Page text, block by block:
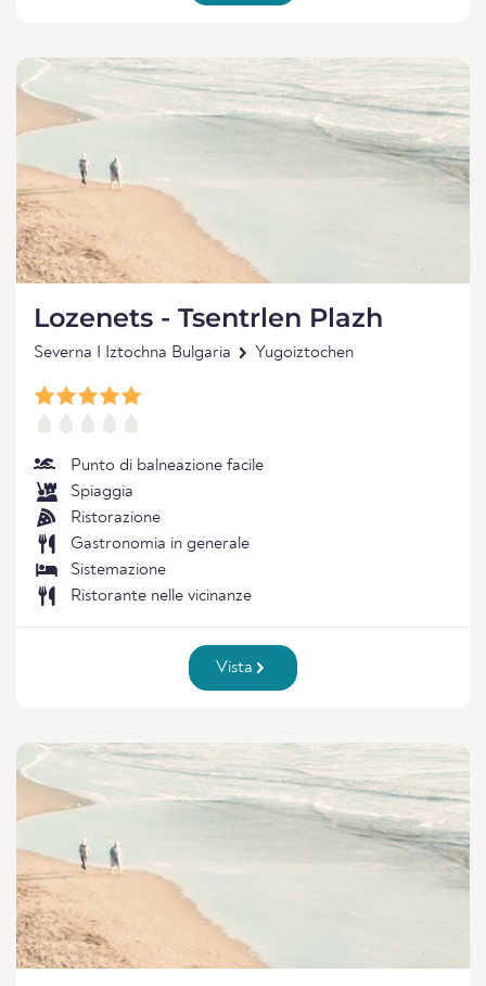
Lozenets - Tsentrlen Plazh
Severna I Iztochna Bulgaria Yugoiztochen
Punto di balneazione facile
Spiaggia
Ristorazione
Gastronomia in generale
Sistemazione
Ristorante nelle vicinanze
Vista